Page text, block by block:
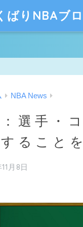
ばりNBAブ
NBA News
選手・
ること
月8日